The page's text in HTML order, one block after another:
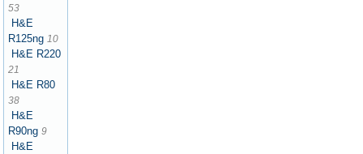
53
H&E
R125ng 10
H&E R220
21
H&E R80
38
H&E
R90ng 9
H&E